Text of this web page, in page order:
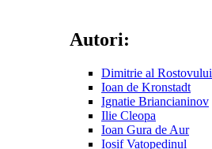
Autori:
Dimitrie al Rostovului
Ioan de Kronstadt
Ignatie Briancianinov
Ilie Cleopa
Ioan Gura de Aur
Iosif Vatopedinul